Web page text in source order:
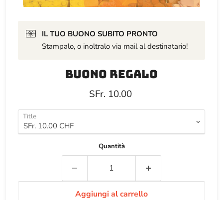
IL TUO BUONO SUBITO PRONTO
Stampalo, o inoltralo via mail al destinatario!
Buono regalo
Prezzo attuale
SFr. 10.00
Title
Quantità
Aggiungi al carrello